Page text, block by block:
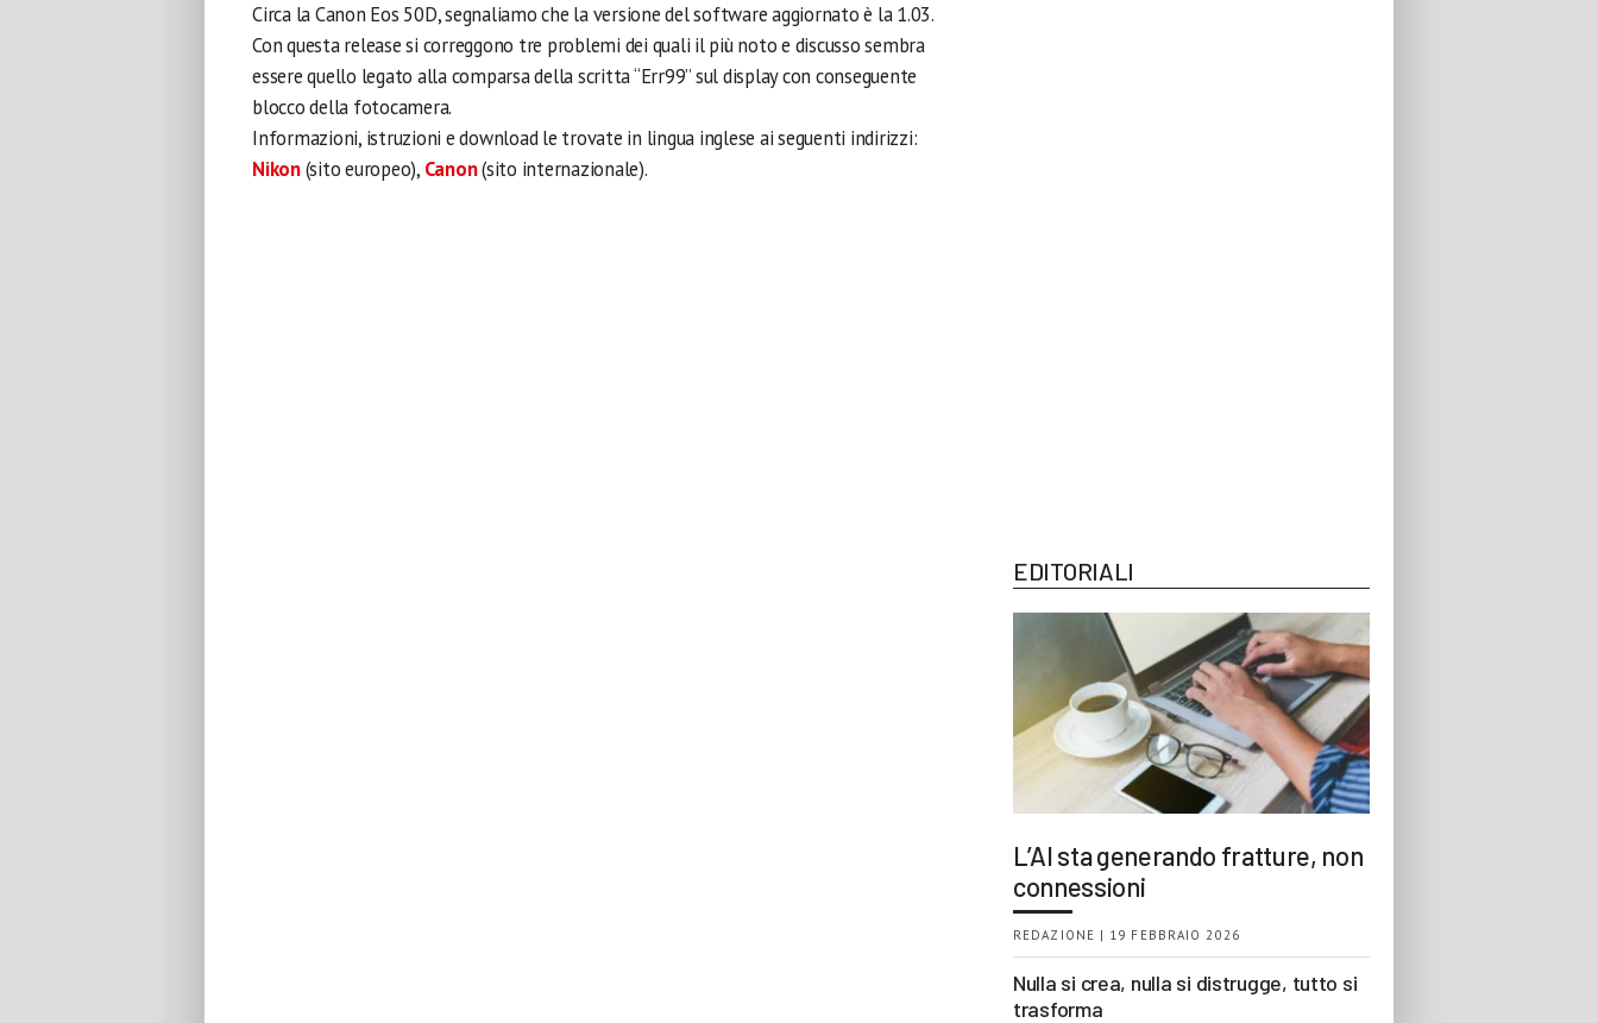
Circa la Canon Eos 50D, segnaliamo che la versione del software aggiornato è la 1.03.
Con questa release si correggono tre problemi dei quali il più noto e discusso sembra
essere quello legato alla comparsa della scritta “Err99” sul display con conseguente
blocco della fotocamera.
Informazioni, istruzioni e download le trovate in lingua inglese ai seguenti indirizzi:
Nikon(sito europeo), Canon(sito internazionale).
EDITORIALI
L’AI sta generando fratture, non
connessioni
REDAZIONE | 19 FEBBRAIO 2026
Nulla si crea, nulla si distrugge, tutto si
trasforma